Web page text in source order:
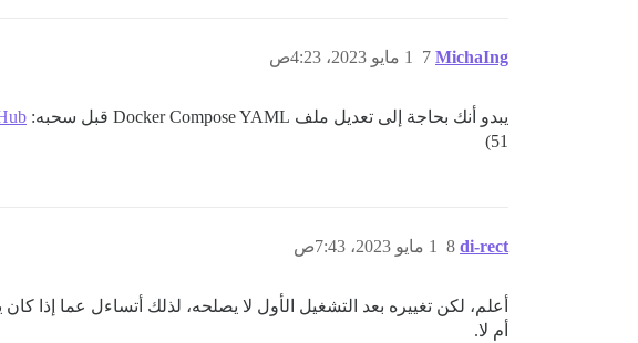
MichaIng 1 مايو 2023، 4:23ص 7
يبدو أنك بحاجة إلى تعديل ملف Docker Compose YAML قبل سحبه:
51)
di-rect 1 مايو 2023، 7:43ص 8
أعلم، لكن تغييره بعد التشغيل الأول لا يصلحه، لذلك أتساءل عما
أم لا.